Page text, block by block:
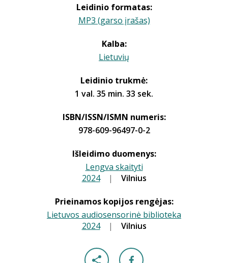
Leidinio formatas:
MP3 (garso įrašas)
Kalba:
Lietuvių
Leidinio trukmė:
1 val. 35 min. 33 sek.
ISBN/ISSN/ISMN numeris:
978-609-96497-0-2
Išleidimo duomenys:
Lengva skaityti
2024 | Vilnius
Prieinamos kopijos rengėjas:
Lietuvos audiosensorinė biblioteka
2024 | Vilnius